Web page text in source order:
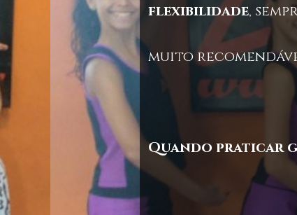
flexibilidade,
muito
Quando praticar